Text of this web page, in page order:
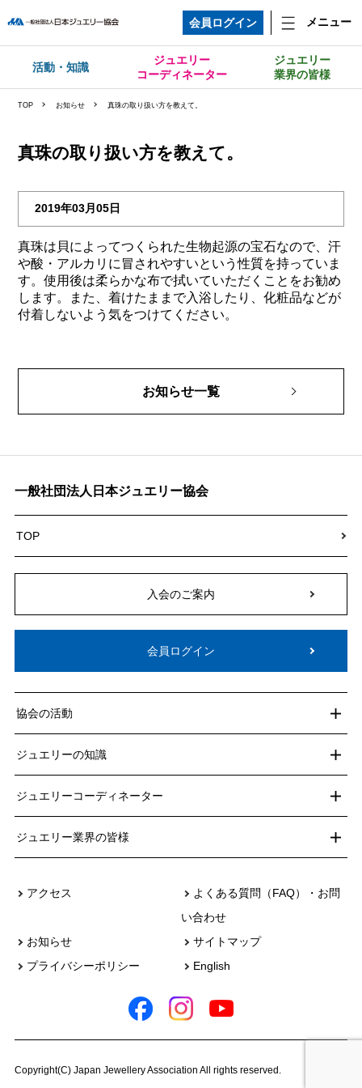
会員ログイン メニュー
活動・知識
ジュエリー
コーディネーター
ジュエリー
業界の皆様
TOP お知らせ 真珠の取り扱い方を教えて。
真珠の取り扱い方を教えて。
2019年03月05日
真珠は貝によってつくられた生物起源の宝石なので、汗
や酸・アルカリに冒されやすいという性質を持っていま
す。使用後は柔らかな布で拭いていただくことをお勧め
します。また、着けたままで入浴したり、化粧品などが
付着しないよう気をつけてください。
お知らせ一覧
一般社団法人日本ジュエリー協会
TOP
入会のご案内
会員ログイン
協会の活動
ジュエリーの知識
ジュエリーコーディネーター
ジュエリー業界の皆様
アクセス
よくある質問（FAQ）・お問
い合わせ
お知らせ
サイトマップ
プライバシーポリシー
English
Copyright(C) Japan Jewellery Association All rights reserved.